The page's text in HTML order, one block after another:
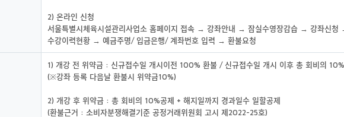
2) 온라인 신청
서울특별시체육시설관리사업소 홈페이지 접속 → 강좌안내 → 잠실수영장감습 → 강좌신
수강이력현황 → 예금주명/ 입금은행/ 계좌번호 입력 → 환불요청
1) 개강 전 위약금 : 신규접수일 개시이전 100% 환불 / 신규접수일 개시 이후 총 회비의
(※강좌 등록 다음날 환불시 위약금10%)
2) 개강 후 위약금 : 총 회비의 10%공제 + 해지일까지 경과일수 일할공제
(환불근거 : 소비자분쟁해결기준 공정거래위원회 고시 제2022-25호)